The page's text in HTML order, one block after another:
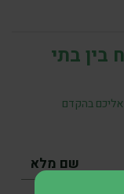
בין בתי
אליכם בהקדם